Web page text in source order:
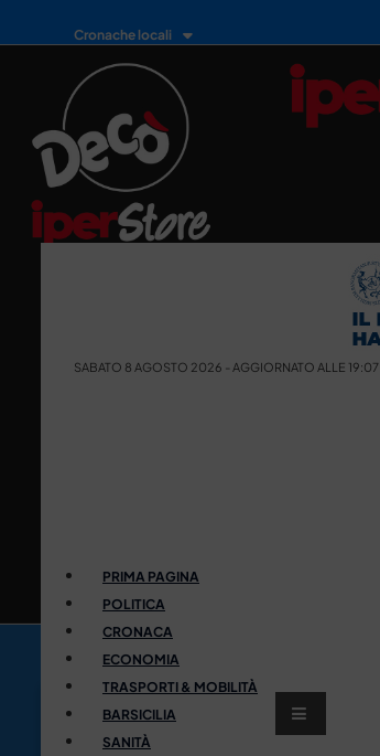
Cronache locali
SABATO 8 AGOSTO 2026 - AGGIORNATO ALLE 19:07
PRIMA PAGINA
POLITICA
CRONACA
ECONOMIA
TRASPORTI & MOBILITÀ
BARSICILIA
SANITÀ